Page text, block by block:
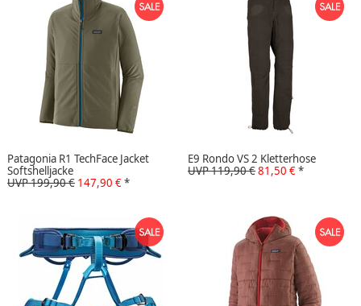
Patagonia R1 TechFace Jacket
Softshelljacke
UVP 199,90 € 147,90 €*
E9 Rondo VS 2 Kletterhose
UVP 119,90 €81,50 €*